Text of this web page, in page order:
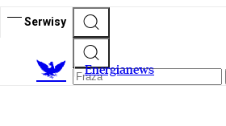
Serwisy
Energianews